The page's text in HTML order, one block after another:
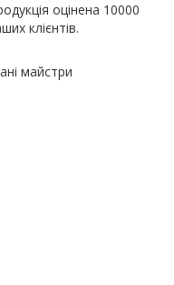
оцінена 10000
клієнтів.
майстри